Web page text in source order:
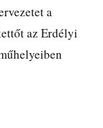
a
az Erdélyi